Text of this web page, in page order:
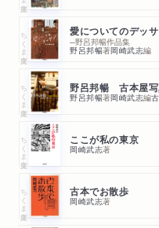
ちくま文庫 愛についてのデッ
─野呂邦暢作品集
野呂邦暢著岡崎武志編
ちくま文庫 野呂邦暢 古本屋
野呂邦暢著岡崎武志編
ちくま文庫 ここが私の東京
岡崎武志著
ちくま文庫 古本でお散歩
岡崎武志著